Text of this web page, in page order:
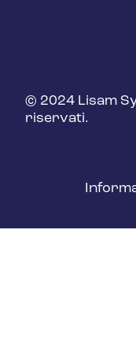
© 2024 Lisam
riservati.